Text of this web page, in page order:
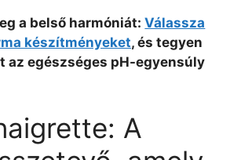
a belső harmóniát:Válassza
készítményeket, és tegyen
az egészséges pH-egyensúly
A